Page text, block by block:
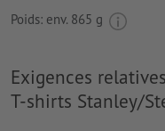
Poids: env. 865 g
Exigences
T-shirts Stanley/